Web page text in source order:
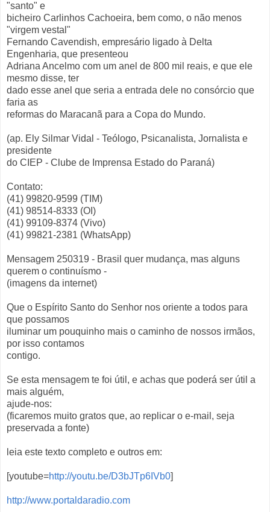
"santo" e
bicheiro Carlinhos Cachoeira, bem como, o não menos
"virgem vestal"
Fernando Cavendish, empresário ligado à Delta
Engenharia, que presenteou
Adriana Ancelmo com um anel de 800 mil reais, e que ele
mesmo disse, ter
dado esse anel que seria a entrada dele no consórcio que
faria as
reformas do Maracanã para a Copa do Mundo.
(ap. Ely Silmar Vidal - Teólogo, Psicanalista, Jornalista e
presidente
do CIEP - Clube de Imprensa Estado do Paraná)
Contato:
(41) 99820-9599 (TIM)
(41) 98514-8333 (OI)
(41) 99109-8374 (Vivo)
(41) 99821-2381 (WhatsApp)
Mensagem 250319 - Brasil quer mudança, mas alguns
querem o continuísmo -
(imagens da internet)
Que o Espírito Santo do Senhor nos oriente a todos para
que possamos
iluminar um pouquinho mais o caminho de nossos irmãos,
por isso contamos
contigo.
Se esta mensagem te foi útil, e achas que poderá ser útil a
mais alguém,
ajude-nos:
(ficaremos muito gratos que, ao replicar o e-mail, seja
preservada a fonte)
leia este texto completo e outros em:
[youtube=http://youtu.be/D3bJTp6IVb0]
http://www.portaldaradio.com